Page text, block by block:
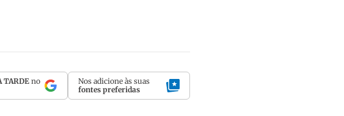
TARDEno
Nos adicione às suas
fontes preferidas